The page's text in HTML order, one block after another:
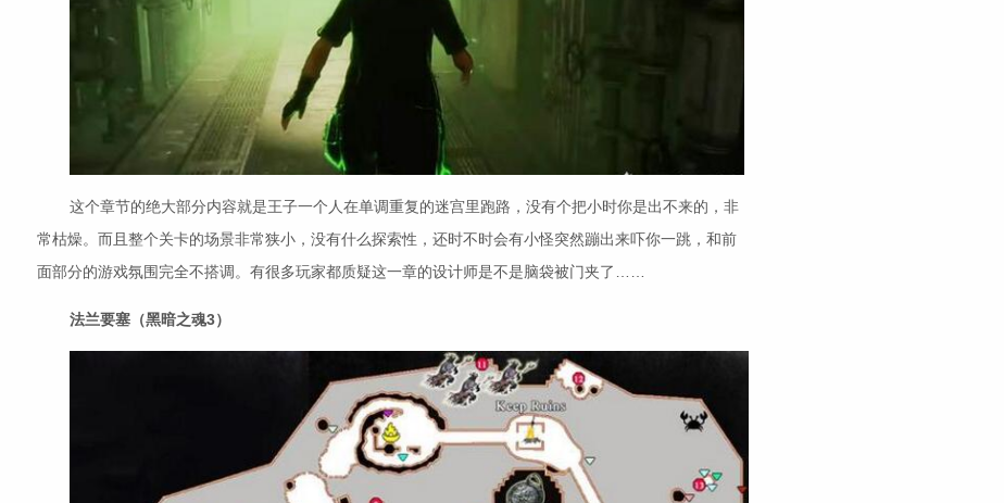
这个章节的绝大部分内容就是王子一个人在单调重复的迷宫里跑路，没有个把小时你是出不来的，非
常枯燥。而且整个关卡的场景非常狭小，没有什么探索性，还时不时会有小怪突然蹦出来吓你一跳，和前
面部分的游戏氛围完全不搭调。有很多玩家都质疑这一章的设计师是不是脑袋被门夹了……
法兰要塞（黑暗之魂3）